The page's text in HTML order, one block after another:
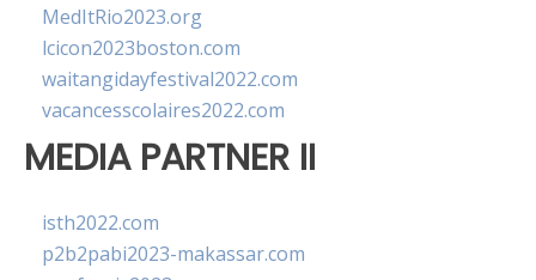
MedItRio2023.org
lcicon2023boston.com
waitangidayfestival2022.com
vacancesscolaires2022.com
MEDIA PARTNER II
isth2022.com
p2b2pabi2023-makassar.com